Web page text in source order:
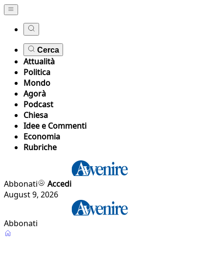
Cerca
Attualità
Politica
Mondo
Agorà
Podcast
Chiesa
Idee e Commenti
Economia
Rubriche
Abbonati
Accedi
August 9, 2026
Abbonati